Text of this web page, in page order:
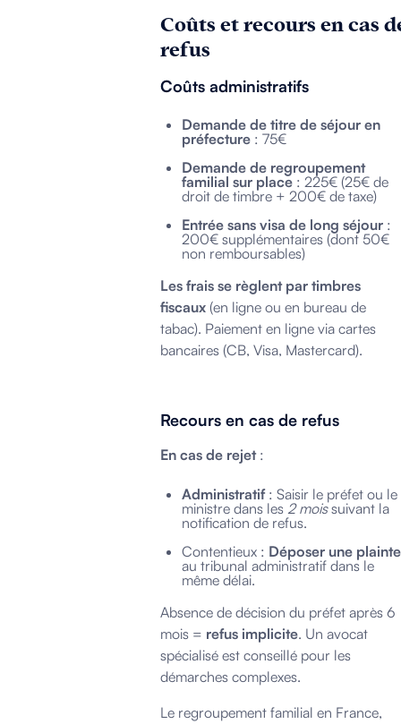
Coûts et recours en cas
refus
Coûts administratifs
Demande de titre de séjour en
préfecture : 75€
Demande de regroupement
familial sur place : 225€ (25€ de
droit de timbre + 200€ de taxe)
Entrée sans visa de long séjour :
200€ supplémentaires (dont 50€
non remboursables)
Les frais se règlent par timbres
fiscaux (en ligne ou en bureau de
tabac). Paiement en ligne via cartes
bancaires (CB, Visa, Mastercard).
Recours en cas de refus
En cas de rejet:
Administratif: Saisir le préfet ou le
ministre dans les 2 moissuivant la
notification de refus.
Contentieux : Déposer une plainte
au tribunal administratif dans le
même délai.
Absence de décision du préfet après 6
mois = refus implicite. Un avocat
spécialisé est conseillé pour les
démarches complexes.
Le regroupement familial en France,